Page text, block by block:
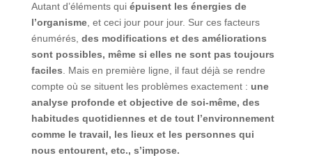
Autant d’éléments qui épuisent les énergies de
l’organisme, et ceci jour pour jour. Sur ces facteurs
énumérés, des modifications et des améliorations
sont possibles, même si elles ne sont pas toujours
faciles . Mais en première ligne, il faut déjà se rendre
compte où se situent les problèmes exactement : une
analyse profonde et objective de soi-même, des
habitudes quotidiennes et de tout l’environnement
comme le travail, les lieux et les personnes qui
nous entourent, etc., s’impose.